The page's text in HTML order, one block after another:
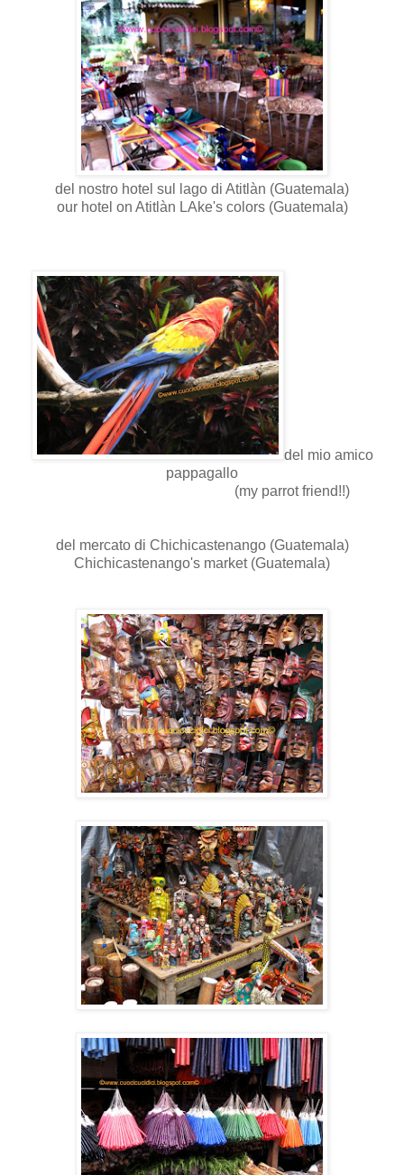
del nostro hotel sul lago di Atitlàn (Guatemala)
our hotel on Atitlàn LAke's colors (Guatemala)
del mio amico
pappagallo
(my parrot friend!!)
del mercato di Chichicastenango (Guatemala)
Chichicastenango's market (Guatemala)